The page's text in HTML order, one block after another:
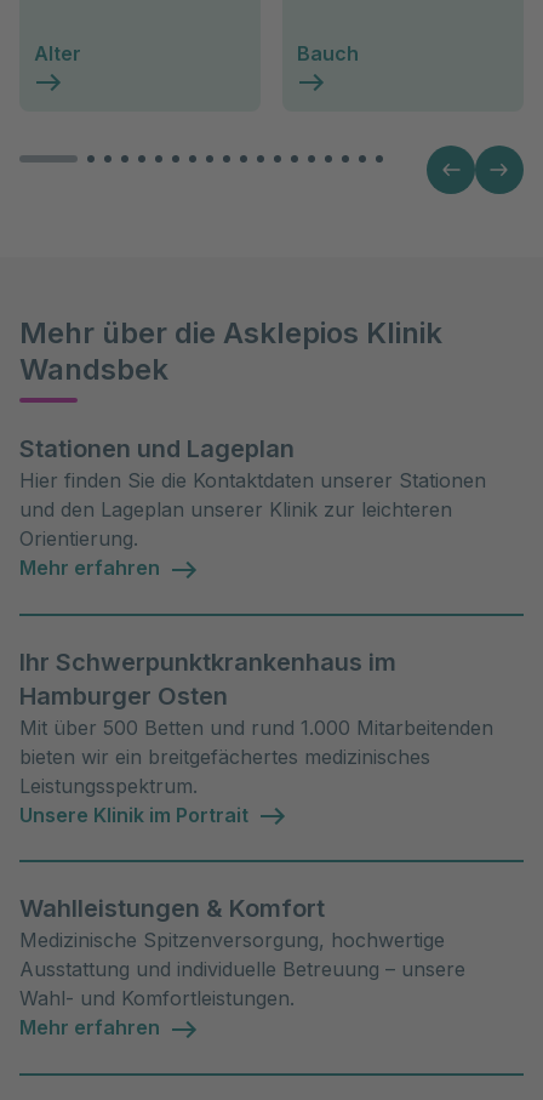
Alter Bauch
Mehr über die Asklepios Klinik
Wandsbek
Stationen und Lageplan
Hier finden Sie die Kontaktdaten unserer Stationen
und den Lageplan unserer Klinik zur leichteren
Orientierung.
Mehr erfahren
Ihr Schwerpunktkrankenhaus im
Hamburger Osten
Mit über 500 Betten und rund 1.000 Mitarbeitenden
bieten wir ein breitgefächertes medizinisches
Leistungsspektrum.
Unsere Klinik im Portrait
Wahlleistungen & Komfort
Medizinische Spitzenversorgung, hochwertige
Ausstattung und individuelle Betreuung – unsere
Wahl- und Komfortleistungen.
Mehr erfahren